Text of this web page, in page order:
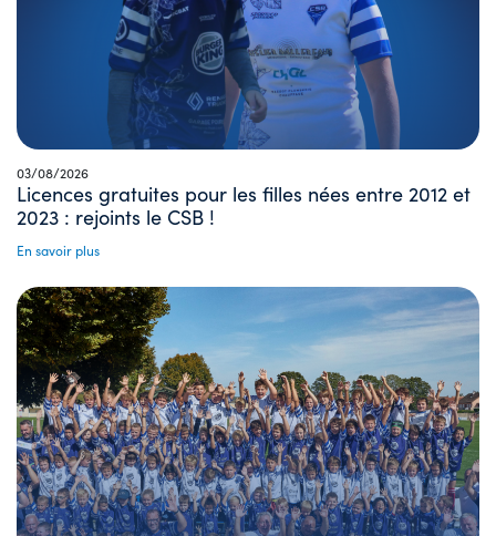
03/08/2026
Licences gratuites pour les filles nées entre 2012 et
2023 : rejoints le CSB !
En savoir plus